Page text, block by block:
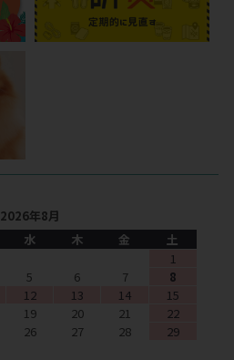
2026年8月
水 木 金
土
1
5 6 7
8
12 13 14
15
19 20 21
22
26 27 28
29